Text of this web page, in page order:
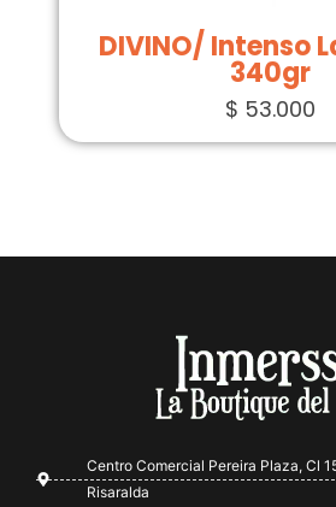
DIVINO/ Intenso
340gr
$ 53.000
Centro Comercial Pereira Plaza, Cl
Risaralda